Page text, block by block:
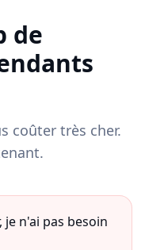
de
coûter très cher.
je n'ai pas besoin